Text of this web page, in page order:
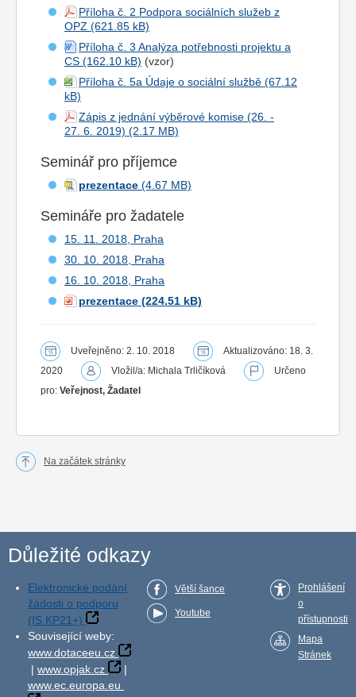
Příloha č. 2 Podpora sociálních služeb z
OPZ
Příloha č. 3 Analýza potřebnosti projektu a
CS
(vzor)
Příloha č. 5a Údaje o sociální službě
Zápis z jednání výběrové komise (26. -
27. 6. 2019)
Seminář pro příjemce
prezentace
Semináře pro žadatele
15. 11. 2018, Praha
30. 10. 2018, Praha
16. 10. 2018, Praha
prezentace
Uveřejněno: 2. 10. 2018
Aktualizováno: 18. 3.
2020
Vložil/a: Michala Trličíková
Určeno
pro: Veřejnost, Žadatel
Na začátek stránky
Důležité odkazy
Elektronické podání
žádosti o podporu
(IS KP21+)
Související weby:
www.dotaceeu.cz
| www.opjak.cz
|
www.ec.europa.eu
Větší šance
Youtube
Prohlášení
o
přístupnosti
Mapa
Stránek